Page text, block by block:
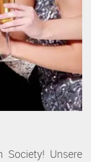
Society! Unsere